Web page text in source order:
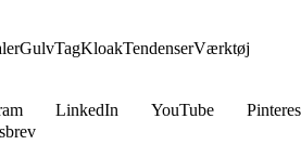
GulvTagKloakTendenserVærktøj
LinkedIn YouTube